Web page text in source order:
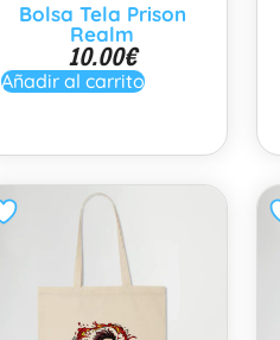
Bolsa Tela Prison
Realm
10.00€
Añadir al carrito